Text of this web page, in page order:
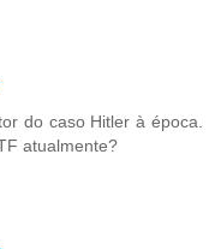
do caso Hitler à época.
atualmente?